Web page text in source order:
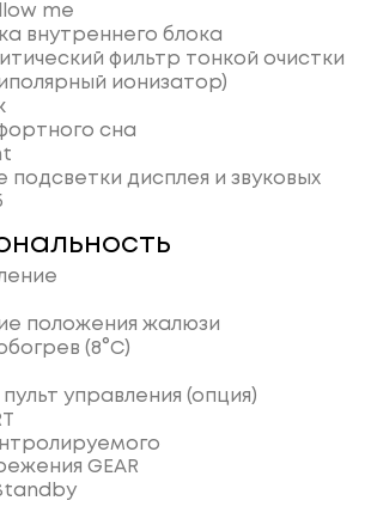
Follow me
внутреннего блока
фильтр тонкой очистки
ионизатор)
сна
подсветки дисплея и звуковых
положения жалюзи
(8°С)
управления (опция)
GEAR